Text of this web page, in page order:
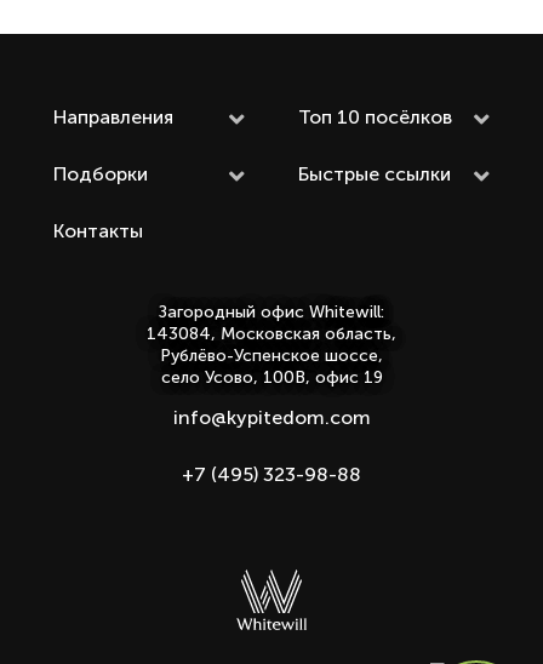
Направления Топ 10 посёлков
Подборки Быстрые ссылки
Контакты
Загородный офис Whitewill:
143084, Московская область,
Рублёво-Успенское шоссе,
село Усово, 100В, офис 19
info@kypitedom.com
+7 (495) 323-98-88